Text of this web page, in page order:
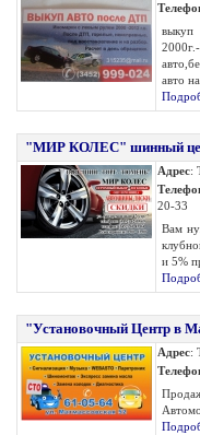
авто
"МИР КОЛЕС" шинный
Адрес:
20-33
Вам
и 5%
"Установочный Центр в
Адрес: